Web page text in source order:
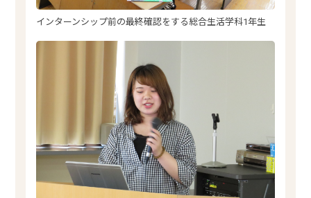
インターンシップ前の最終確認をする総合生活学科1年生